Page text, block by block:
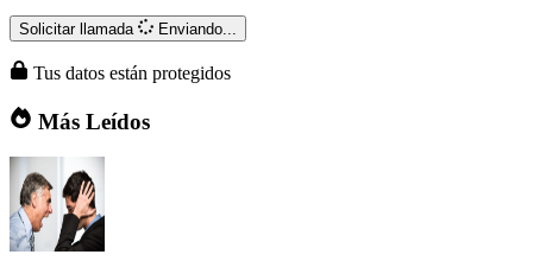
Solicitar llamada Enviando...
Tus datos están protegidos
Más Leídos